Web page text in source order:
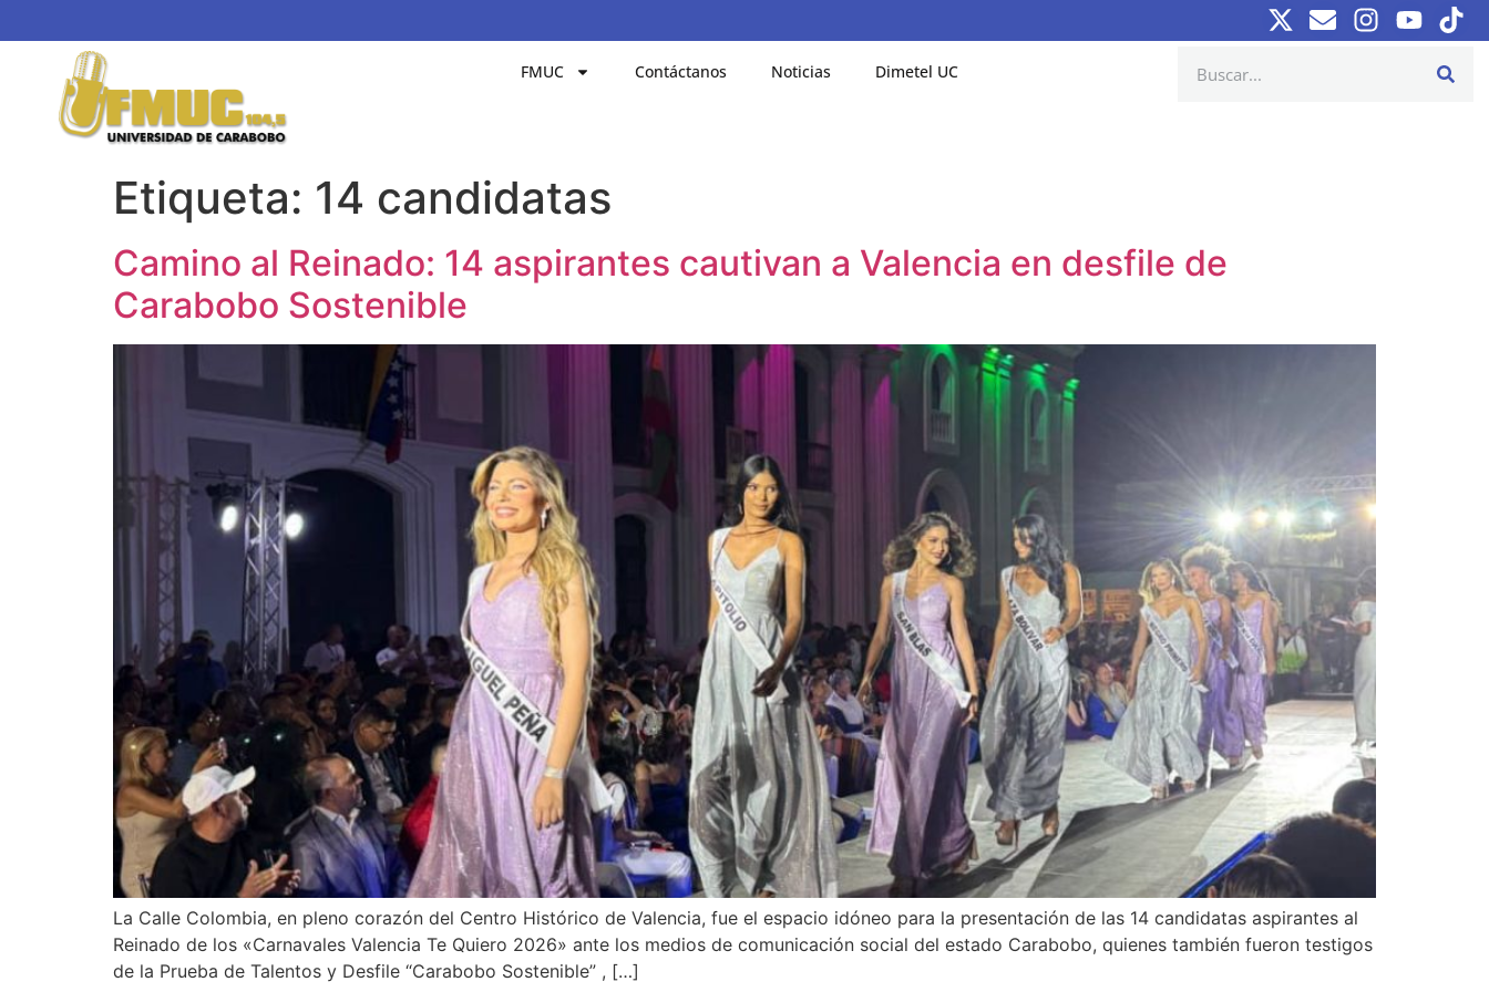
FMUC Contáctanos Noticias Dimetel UC
Etiqueta: 14 candidatas
Camino al Reinado: 14 aspirantes cautivan a Valencia en desfile de
Carabobo Sostenible
La Calle Colombia, en pleno corazón del Centro Histórico de Valencia, fue el espacio idóneo para la presentación de las 14 candidatas aspirantes al
Reinado de los «Carnavales Valencia Te Quiero 2026» ante los medios de comunicación social del estado Carabobo, quienes también fueron testigos
de la Prueba de Talentos y Desfile “Carabobo Sostenible” , […]